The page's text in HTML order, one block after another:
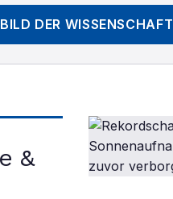
BILD DER WISSENSCHAFT
&